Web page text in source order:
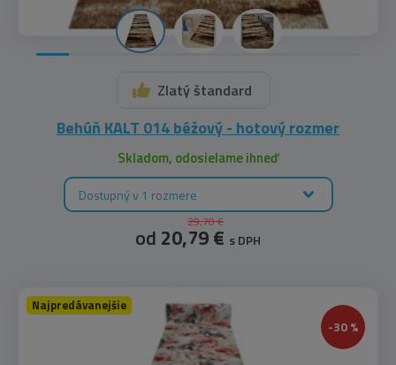
Zlatý štandard
Behúň KALT 014 béžový - hotový rozmer
Skladom, odosielame ihneď
Dostupný v 1 rozmere
29,70 €
od 20,79 € s DPH
-30 %
Najpredávanejšie